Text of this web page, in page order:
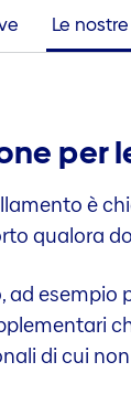
Le
è
qualora
ad
di cui